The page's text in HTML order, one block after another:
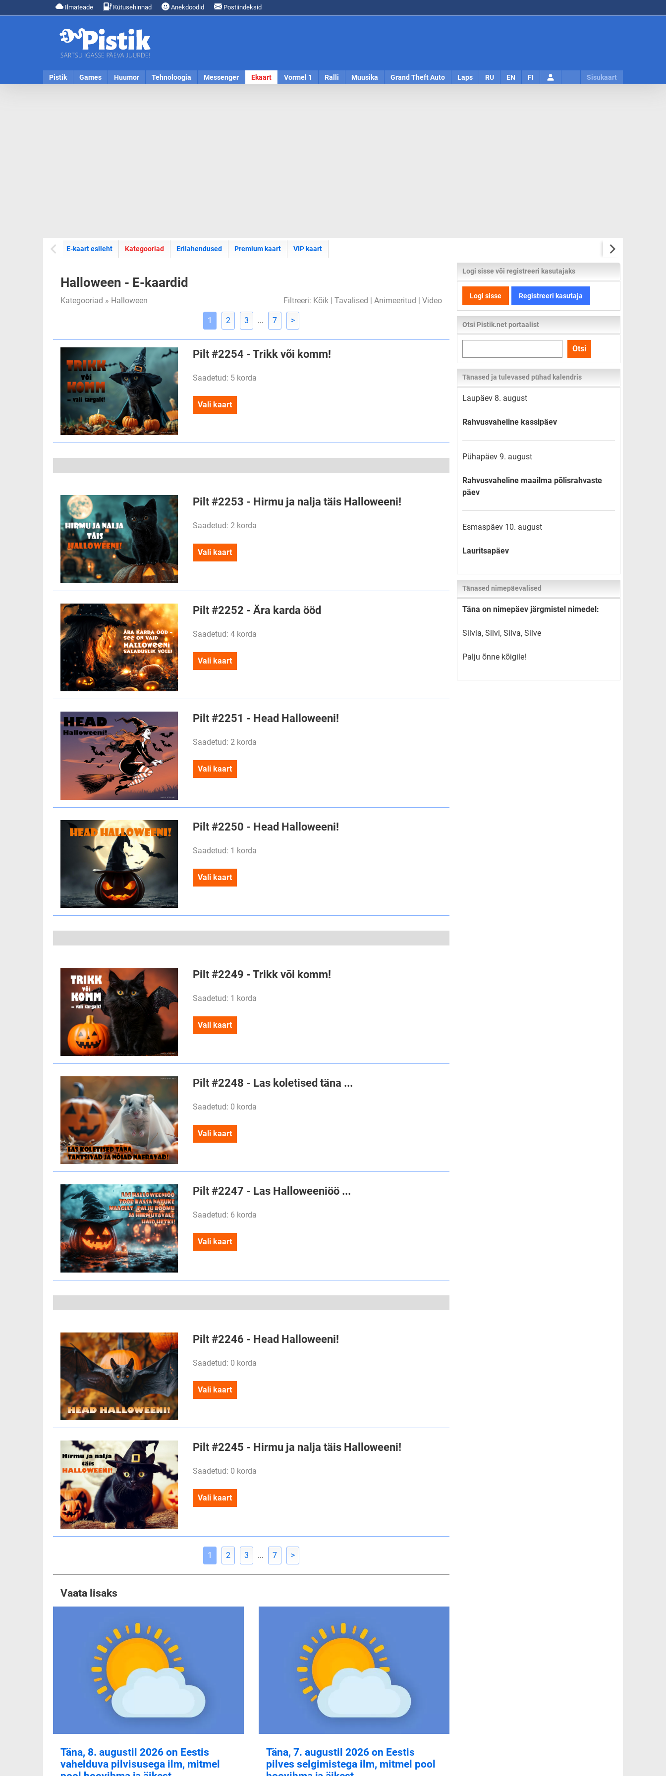
Ilmateade Kütusehinnad Anekdoodid Postiindeksid
Pistik Games Huumor Tehnoloogia Messenger Ekaart Vormel 1 Ralli Muusika Grand Theft Auto Laps RU EN FI Sisukaart
E-kaart esileht E-kaartide
Kategooriad Erilahendused Premium kaart VIP kaart
Halloween - E-kaardid
Kategooriad » Halloween Filtreeri: Kõik | Tavalised | Animeeritud | Video
1 2 3 ... 7 >
Pilt #2254 - Trikk või komm!
Saadetud: 5 korda
Vali kaart
Pilt #2253 - Hirmu ja nalja täis Halloweeni!
Saadetud: 2 korda
Vali kaart
Pilt #2252 - Ära karda ööd
Saadetud: 4 korda
Vali kaart
Pilt #2251 - Head Halloweeni!
Saadetud: 2 korda
Vali kaart
Pilt #2250 - Head Halloweeni!
Saadetud: 1 korda
Vali kaart
Pilt #2249 - Trikk või komm!
Saadetud: 1 korda
Vali kaart
Pilt #2248 - Las koletised täna ...
Saadetud: 0 korda
Vali kaart
Pilt #2247 - Las Halloweeniöö ...
Saadetud: 6 korda
Vali kaart
Pilt #2246 - Head Halloweeni!
Saadetud: 0 korda
Vali kaart
Pilt #2245 - Hirmu ja nalja täis Halloweeni!
Saadetud: 0 korda
Vali kaart
1 2 3 ... 7 >
Vaata lisaks
Täna, 8. augustil 2026 on Eestis
vahelduva pilvisusega ilm, mitmel
Täna, 7. augustil 2026 on Eestis
pilves selgimistega ilm, mitmel pool
Logi sisse või registreeri kasutajaks
Logi sisse Registreeri kasutaja
Otsi Pistik.net portaalist
kogu
lehelt
Otsi
Tänased ja tulevased pühad kalendris
Laupäev 8. august
Rahvusvaheline kassipäev
Pühapäev 9. august
Rahvusvaheline maailma põlisrahvaste
päev
Esmaspäev 10. august
Lauritsapäev
Tänased nimepäevalised
Täna on nimepäev järgmistel nimedel:
Silvia, Silvi, Silva, Silve
Palju õnne kõigile!